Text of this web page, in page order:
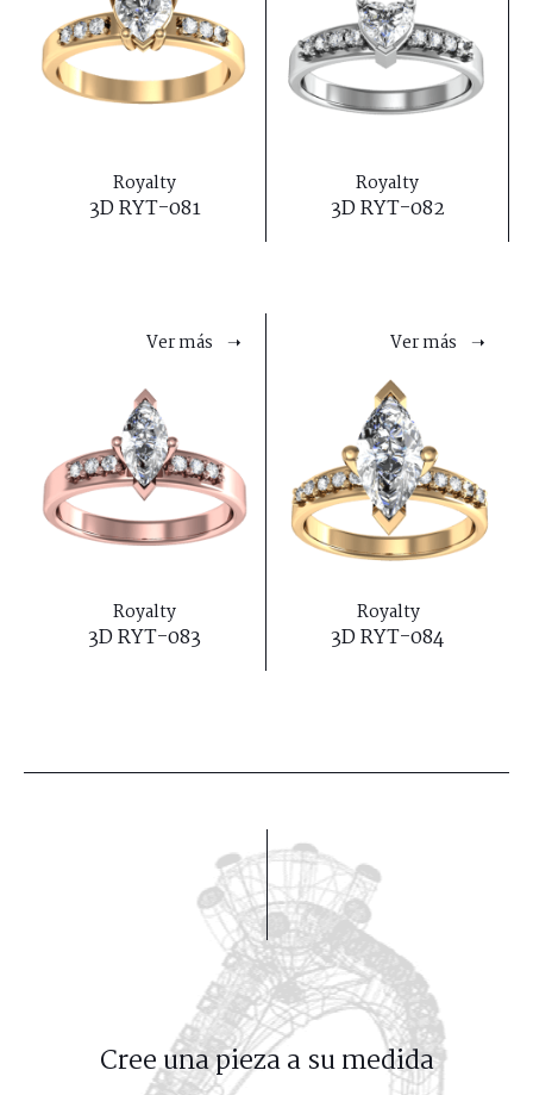
Royalty
3D RYT-081
Royalty
3D RYT-082
Ver más ➝
Royalty
3D RYT-083
Ver más ➝
Royalty
3D RYT-084
Cree una pieza a su medida